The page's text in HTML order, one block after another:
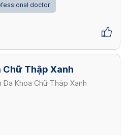
doctor
Chữ Thập Xanh
Đa Khoa Chữ Thập Xanh